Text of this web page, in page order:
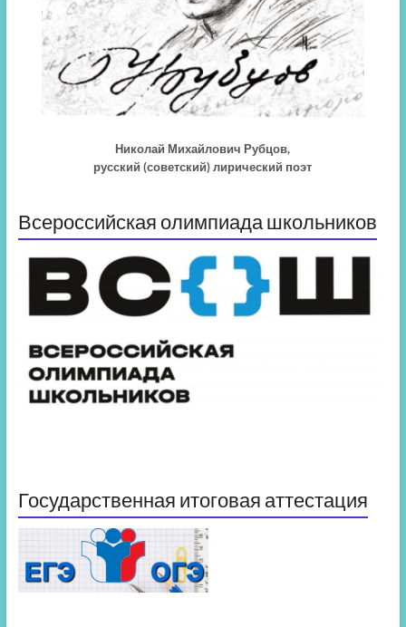
Николай Михайлович Рубцов,
русский (советский) лирический поэт
Всероссийская олимпиада школьников
Государственная итоговая аттестация